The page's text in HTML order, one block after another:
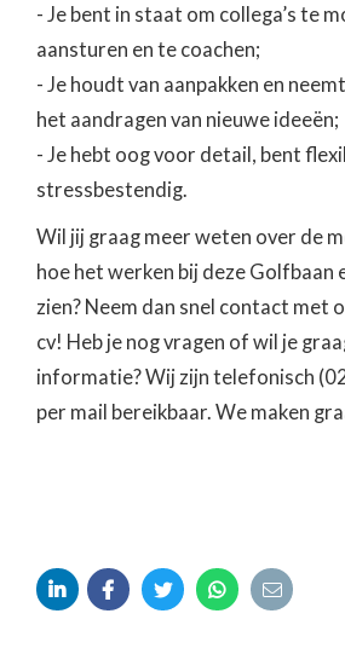
- Je bent in staat om collega’s te
aansturen en te coachen;
- Je houdt van aanpakken en
het aandragen van nieuwe ideeën;
- Je hebt oog voor detail, bent
stressbestendig.
Wil jij graag meer weten over de
hoe het werken bij deze Golfbaan
zien? Neem dan snel contact met
cv! Heb je nog vragen of wil je
informatie? Wij zijn telefonisch
per mail bereikbaar. We maken
    